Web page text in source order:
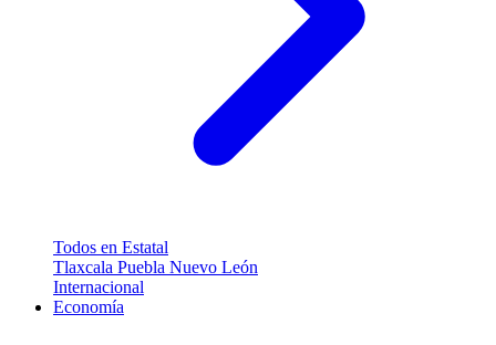
Todos en Estatal
Tlaxcala Puebla Nuevo León
Internacional
Economía